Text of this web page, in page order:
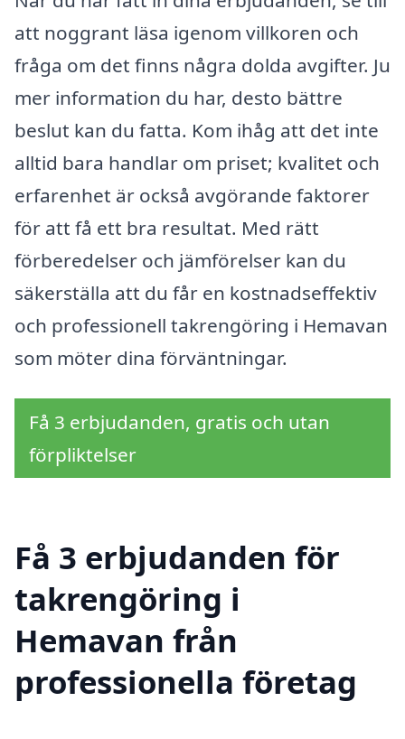
att noggrant läsa igenom villkoren och
fråga om det finns några dolda avgifter. Ju
mer information du har, desto bättre
beslut kan du fatta. Kom ihåg att det inte
alltid bara handlar om priset; kvalitet och
erfarenhet är också avgörande faktorer
för att få ett bra resultat. Med rätt
förberedelser och jämförelser kan du
säkerställa att du får en kostnadseffektiv
och professionell takrengöring i Hemavan
som möter dina förväntningar.
Få 3 erbjudanden, gratis och utan
förpliktelser
Få 3 erbjudanden för
takrengöring i
Hemavan från
professionella företag